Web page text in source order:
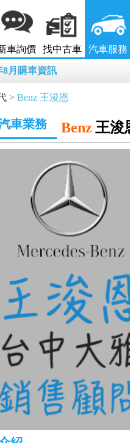
車詢價 找中古車 汽車服務
8月購車資訊
> Benz 王浚恩
車業務 Benz 王浚